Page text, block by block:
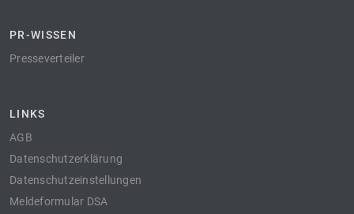
PR-WISSEN
Presseverteiler
LINKS
AGB
Datenschutzerklärung
Datenschutzeinstellungen
Meldeformular DSA